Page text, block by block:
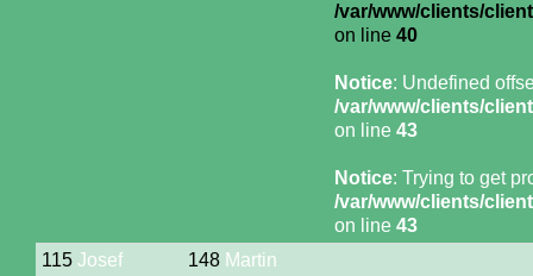
/var/www/clients/
on line 40
Notice: Undefined
/var/www/clients/
on line 43
Notice: Trying to get
/var/www/clients/
on line 43
115 Josef
148 Martin